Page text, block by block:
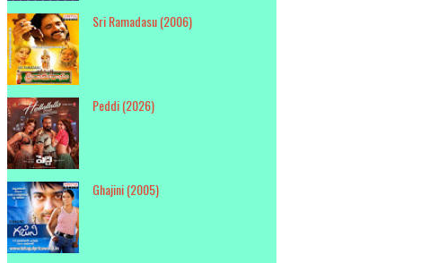
Sri Ramadasu (2006)
Peddi (2026)
Ghajini (2005)